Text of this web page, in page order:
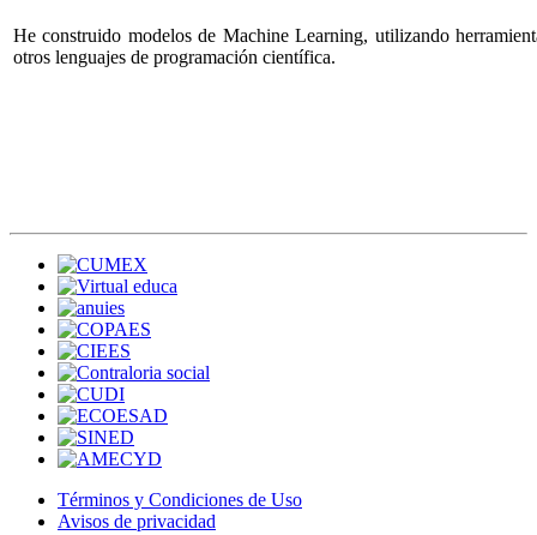
He construido modelos de Machine Learning, utilizando
otros lenguajes de programación científica.
Términos y Condiciones de Uso
Avisos de privacidad